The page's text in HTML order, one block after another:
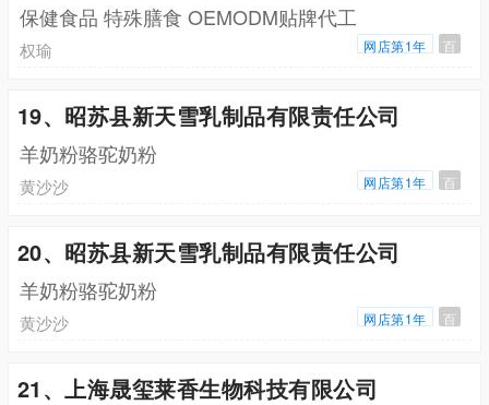
保健食品 特殊膳食 OEMODM贴牌代工
权瑜 网店第1年 百
19、昭苏县新天雪乳制品有限责任公司
羊奶粉骆驼奶粉
黄沙沙 网店第1年 百
20、昭苏县新天雪乳制品有限责任公司
羊奶粉骆驼奶粉
黄沙沙 网店第1年 百
21、上海晟玺莱香生物科技有限公司